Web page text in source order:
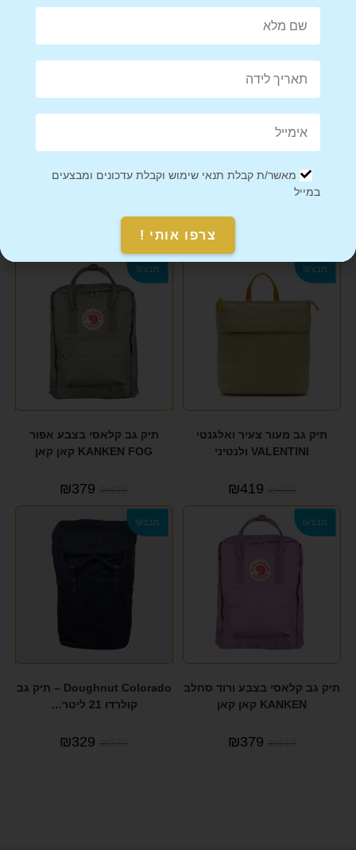
Tweet This Product
Share on Facebook
Pin This Product
מבצע!
תיק גב מעור צעיר ואלגנטי
VALENTINI ולנטיני
₪459
₪419
מבצע!
תיק גב קלאסי בצבע אפור
KANKEN FOG קאן קאן
₪419
₪379
מבצע!
תיק גב קלאסי בצבע ורוד סחלב
KANKEN קאן קאן
₪419
₪379
מבצע!
Doughnut Colorado – תיק גב
קולרדו 21 ליטר…
₪370
₪329
מאשר/ת קבלת תנאי שימוש וקבלת עדכונים ומבצעים
במייל
צרפו אותי !